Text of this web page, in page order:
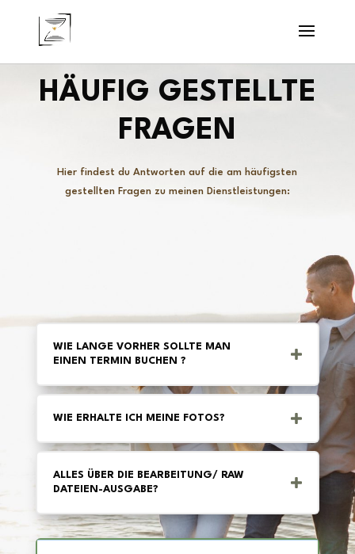
HÄUFIG GESTELLTE
FRAGEN
Hier findest du Antworten auf die am häufigsten
gestellten Fragen zu meinen Dienstleistungen:
WIE LANGE VORHER SOLLTE MAN
EINEN TERMIN BUCHEN ?
WIE ERHALTE ICH MEINE FOTOS?
ALLES ÜBER DIE BEARBEITUNG/ RAW
DATEIEN-AUSGABE?